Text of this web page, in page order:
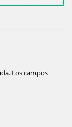
Los campos